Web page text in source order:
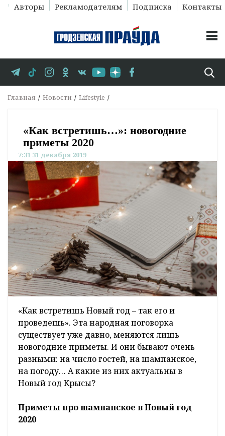
Авторы Рекламодателям Подписка Контакты
Главная Новости Lifestyle
«Как встретишь…»: новогодние
приметы 2020
7:31 31 декабря 2019
«Как встретишь Новый год – так его и
проведешь». Эта народная поговорка
существует уже давно, меняются лишь
новогодние приметы. И они бывают очень
разными: на число гостей, на шампанское,
на погоду… А какие из них актуальны в
Новый год Крысы?
Приметы про шампанское в Новый год
2020